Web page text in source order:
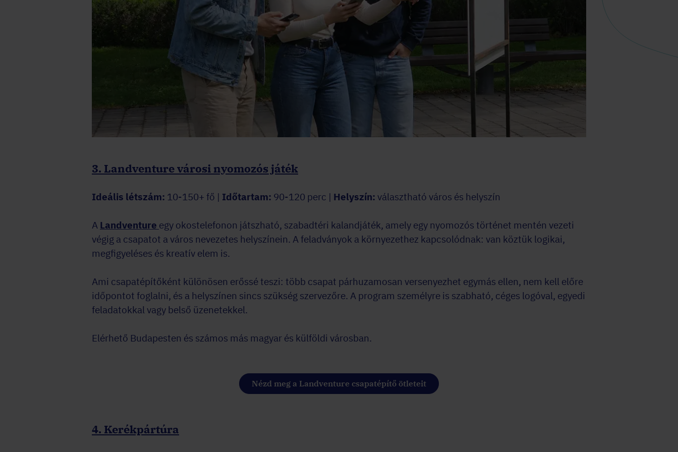
3. Landventure városi nyomozós játék
Ideális létszám: 10-150+ fő | Időtartam: 90-120 perc | Helyszín: választható város és helyszín
A Landventure egy okostelefonon játszható, szabadtéri kalandjáték, amely egy nyomozós történet mentén vezeti
végig a csapatot a város nevezetes helyszínein. A feladványok a környezethez kapcsolódnak: van köztük logikai,
megfigyeléses és kreatív elem is.
Ami csapatépítőként különösen erőssé teszi: több csapat párhuzamosan versenyezhet egymás ellen, nem kell előre
időpontot foglalni, és a helyszínen sincs szükség szervezőre. A program személyre is szabható, céges logóval, egyedi
feladatokkal vagy belső üzenetekkel.
Elérhető Budapesten és számos más magyar és külföldi városban.
Nézd meg a Landventure csapatépítő ötleteit
4. Kerékpártúra